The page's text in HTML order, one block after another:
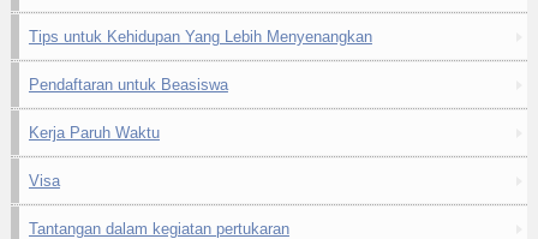
Tips untuk Kehidupan Yang Lebih Menyenangkan
Pendaftaran untuk Beasiswa
Kerja Paruh Waktu
Visa
Tantangan dalam kegiatan pertukaran